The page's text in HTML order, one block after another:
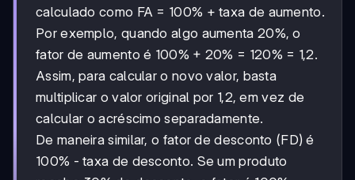
calculado como FA = 100% + taxa de aumento.
Por exemplo, quando algo aumenta 20%, o
fator de aumento é 100% + 20% = 120% = 1,2.
Assim, para calcular o novo valor, basta
multiplicar o valor original por 1,2, em vez de
calcular o acréscimo separadamente.
De maneira similar, o fator de desconto (FD) é
100% - taxa de desconto. Se um produto